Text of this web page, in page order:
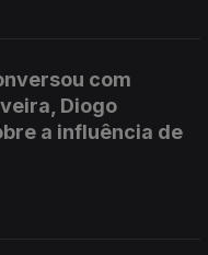
com
Diogo
a influência de